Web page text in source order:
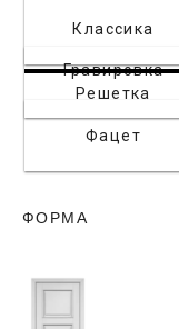
Классика
Гравировка
Решетка
Фацет
ФОРМА